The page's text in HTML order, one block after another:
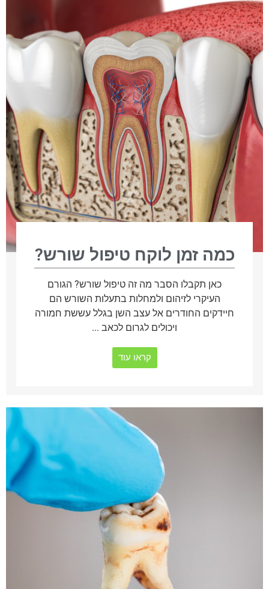
כמה זמן לוקח טיפול שורש?
כאן תקבלו הסבר מה זה טיפול שורש? הגורם
העיקרי לזיהום ולמחלות בתעלות השורש הם
חיידקים החודרים אל עצב השן בגלל עששת חמורה
ויכולים לגרום לכאב ...
קראו עוד